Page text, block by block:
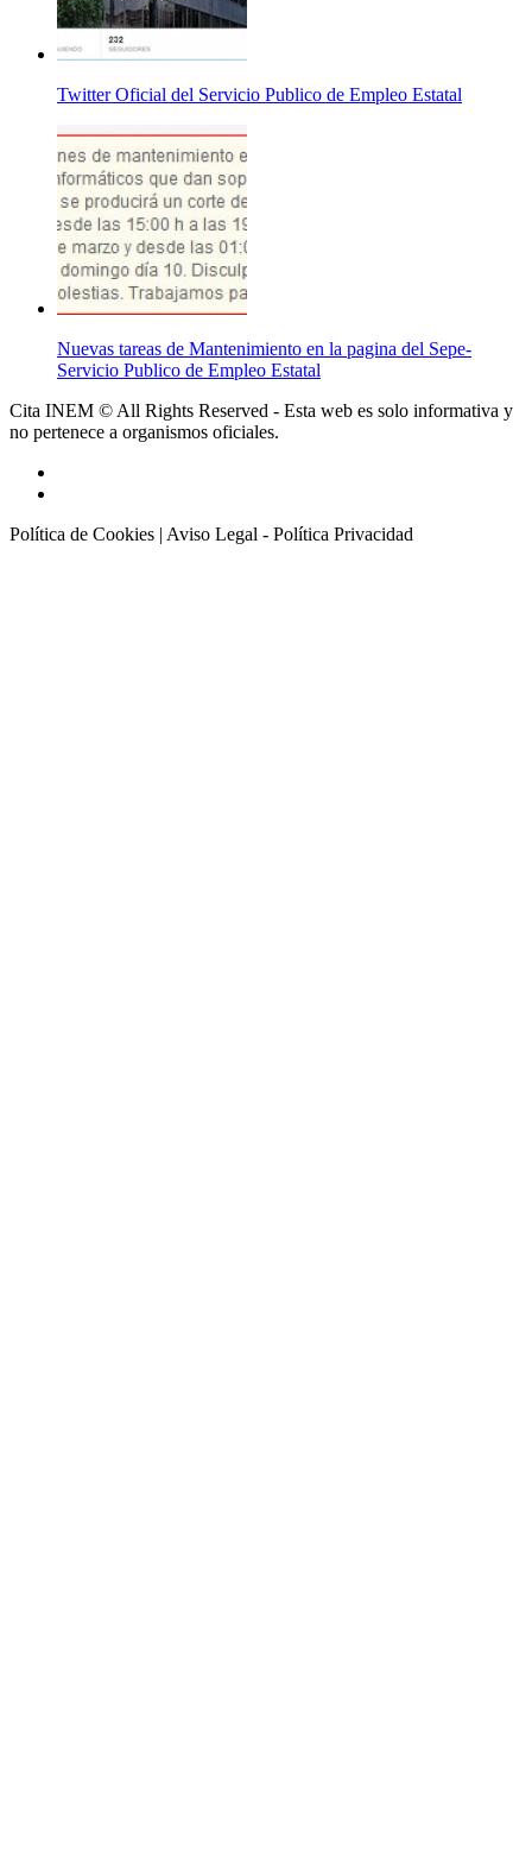
Twitter Oficial del Servicio Publico de Empleo Estatal
Nuevas tareas de Mantenimiento en la pagina del Sepe-
Servicio Publico de Empleo Estatal
Cita INEM © All Rights Reserved - Esta web es solo informativa y
no pertenece a organismos oficiales.
Política de Cookies | Aviso Legal - Política Privacidad